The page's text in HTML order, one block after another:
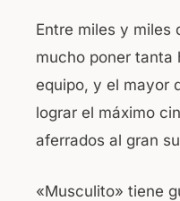
Entre miles y miles
mucho poner tanta
equipo, y el mayor
lograr el máximo
aferrados al gran
«Musculito» tiene